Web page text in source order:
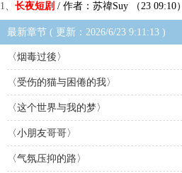
1、 长夜短剧 / 作者：苏禕Suy （23 09:10）
最新章节 ( 更新：2026/6/23 9:11:13 )
〈烟毒过後〉
〈受伤的猫与困倦的我〉
〈这个世界与我的梦〉
〈小朋友哥哥〉
〈气氛压抑的路〉